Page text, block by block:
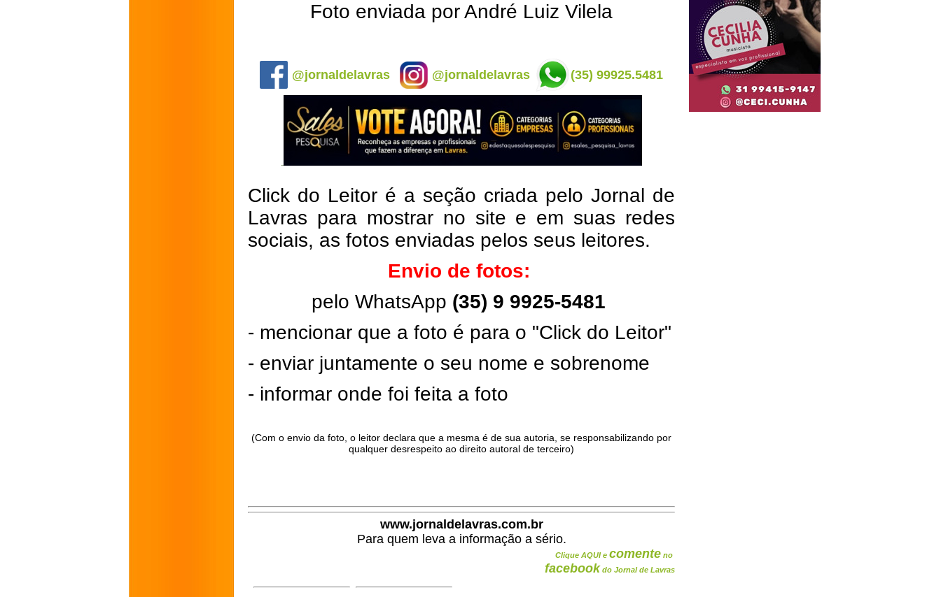
Foto enviada por André Luiz Vilela
@jornaldelavras @jornaldelavras (35) 99925.5481
Click do Leitor é a seção criada pelo Jornal de
Lavras para mostrar no site e em suas redes
sociais, as fotos enviadas pelos seus leitores.
Envio de fotos:
pelo WhatsApp (35) 9 9925-5481
- mencionar que a foto é para o "Click do Leitor"
- enviar juntamente o seu nome e sobrenome
- informar onde foi feita a foto
(Com o envio da foto, o leitor declara que a mesma é de sua autoria, se responsabilizando por
qualquer desrespeito ao direito autoral de terceiro)
www.jornaldelavras.com.br
Para quem leva a informação a sério.
Clique AQUI e comente no
facebook do Jornal de Lavras